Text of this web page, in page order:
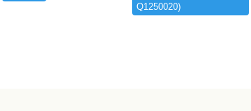
Q1250020)​